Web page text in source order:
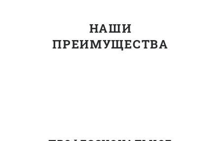
НАШИ
ПРЕИМУЩЕСТВА